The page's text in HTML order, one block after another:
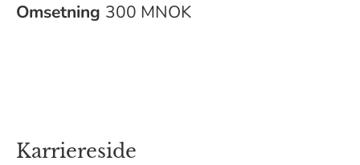
Omsetning 300 MNOK
Karriereside